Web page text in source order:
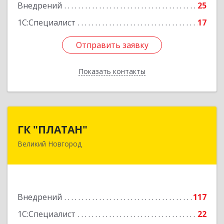
Внедрений
25
1С:Специалист
17
Отправить заявку
Показать контакты
Отправить заявку
Назад
ГК "ПЛАТАН"
Великий Новгород
Внедрений
117
1С:Специалист
22
173003, Новгородская обл, Великий Новгород
Подробнее